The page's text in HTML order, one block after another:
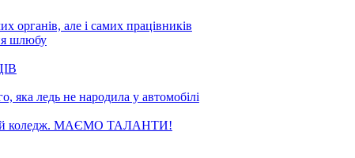
органів, але і самих працівників
шлюбу
яка ледь не народила у автомобілі
коледж. МАЄМО ТАЛАНТИ!